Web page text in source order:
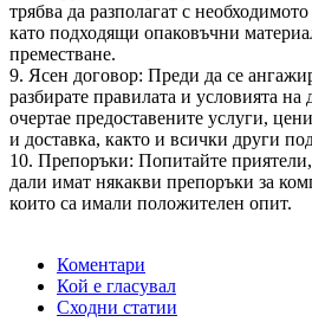
трябва да разполагат с
като подходящи опаковъчни
преместване.
9. Ясен договор: Преди да се
разбирате правилата и условията на
очертае предоставените услуги,
и доставка, както и всички други
10. Препоръки: Попитайте
дали имат някакви препоръки за
които са имали положителен опит.
Коментари
Кой е гласувал
Сходни статии